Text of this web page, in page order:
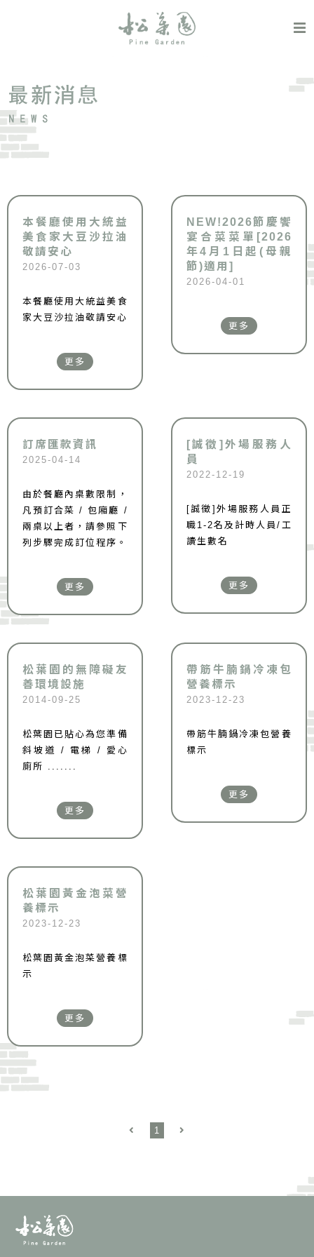
本餐廳使用大統益
美食家大豆沙拉油
敬請安心
2026-07-03
本餐廳使用大統益美食
家大豆沙拉油敬請安心
更多
NEW!2026節慶饗
宴合菜菜單[2026
年4月1日起(母親
節)適用]
2026-04-01
更多
訂席匯款資訊
2025-04-14
由於餐廳內桌數限制，
凡預訂合菜 / 包廂廳 /
兩桌以上者，請參照下
列步驟完成訂位程序。
更多
[誠徵]外場服務人
員
2022-12-19
[誠徵]外場服務人員正
職1-2名及計時人員/工
讀生數名
更多
松葉園的無障礙友
善環境設施
2014-09-25
松葉園已貼心為您準備
斜坡道 / 電梯 / 愛心
廁所 .......
更多
帶筋牛腩鍋冷凍包
營養標示
2023-12-23
帶筋牛腩鍋冷凍包營養
標示
更多
松葉園黃金泡菜營
養標示
2023-12-23
松葉園黃金泡菜營養標
示
更多
1